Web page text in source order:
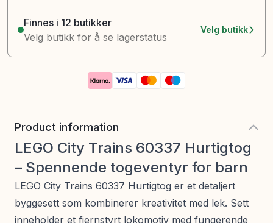
Finnes i 12 butikker
Velg butikk for å se lagerstatus
Velg butikk
Product information
LEGO City Trains 60337 Hurtigtog
– Spennende togeventyr for barn
LEGO City Trains 60337 Hurtigtog er et detaljert
byggesett som kombinerer kreativitet med lek. Sett
inneholder et fjernstyrt lokomotiv med fungerende